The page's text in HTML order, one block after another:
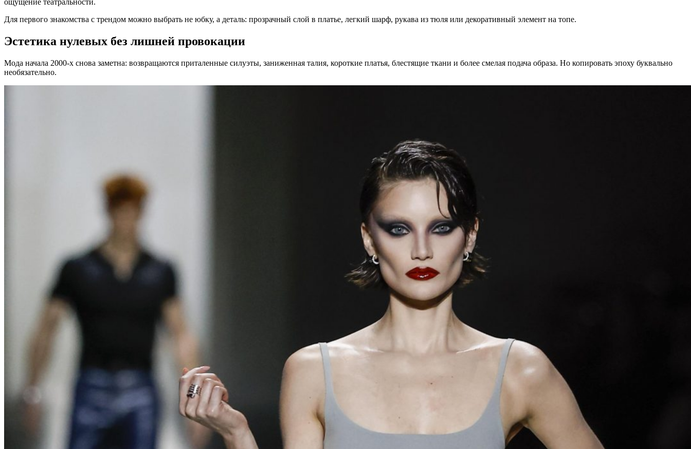
ощущение театральности.
Для первого знакомства с трендом можно выбрать не юбку, а деталь: прозрачный слой в платье, легкий шарф, рукава из тюля или декоративный элемент на топе.
Эстетика нулевых без лишней провокации
Мода начала 2000-х снова заметна: возвращаются приталенные силуэты, заниженная талия, короткие платья, блестящие ткани и более смелая подача образа. Но копировать эпоху буквально
необязательно.